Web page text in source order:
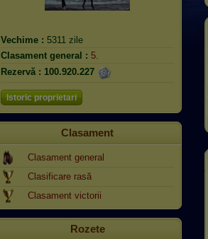
Vechime : 5311 zile
Clasament general : 5.
Rezervă : 100.920.227
Istoric proprietari
Clasament
Clasament general
Clasificare rasă
Clasament victorii
Rozete